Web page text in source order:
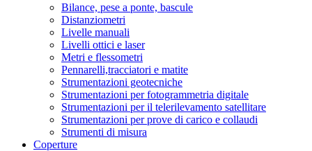
Bilance, pese a ponte, bascule
Distanziometri
Livelle manuali
Livelli ottici e laser
Metri e flessometri
Pennarelli,tracciatori e matite
Strumentazioni geotecniche
Strumentazioni per fotogrammetria digitale
Strumentazioni per il telerilevamento satellitare
Strumentazioni per prove di carico e collaudi
Strumenti di misura
Coperture